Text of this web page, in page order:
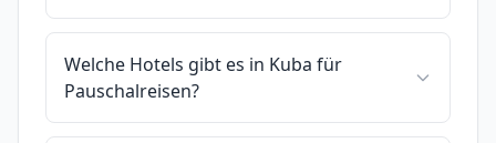
Welche Hotels gibt es in Kuba für
Pauschalreisen?